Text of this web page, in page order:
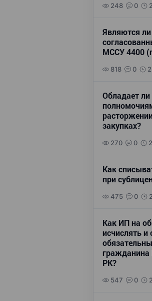
248 0
Являются
МССУ 4400
818 0
Обладает ли
закупках?
270 0
Как
при
475 0
Как ИП на
исчислять
РК?
547 0